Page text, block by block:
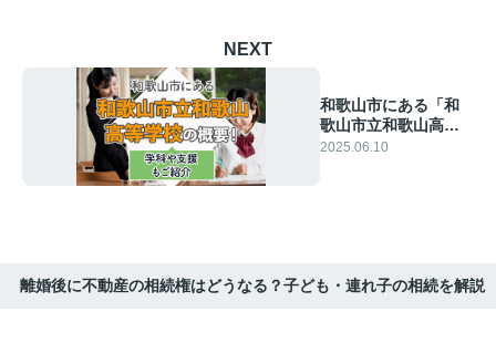
NEXT
和歌山市にある「和
歌山市立和歌山高等
学校」の概要！学科
2025.06.10
離婚後に不動産の相続権はどうなる？子ども・連れ子の相続を解説